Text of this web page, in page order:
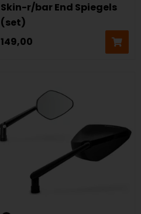
Skin-r/bar End Spiegels
(set)
149,00